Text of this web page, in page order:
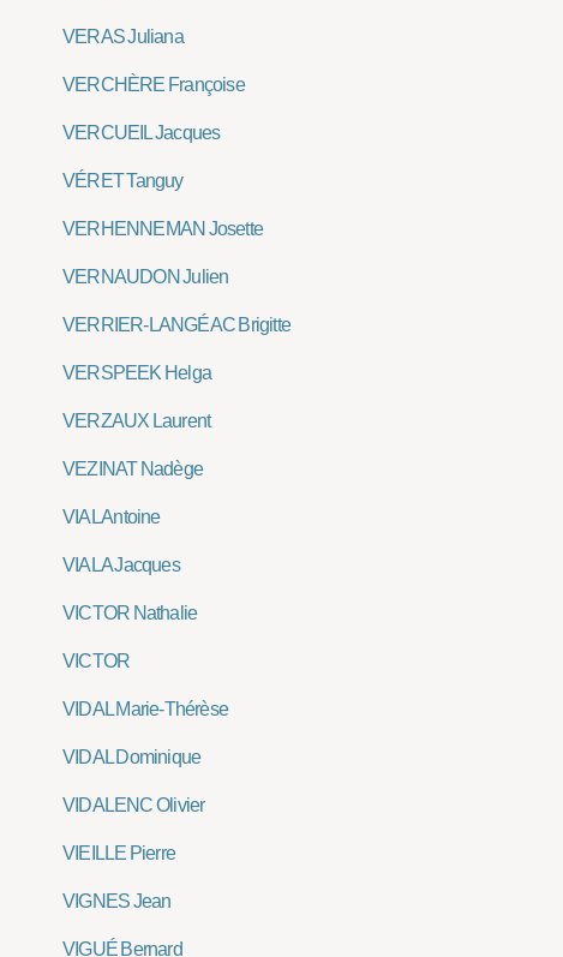
VERAS Juliana
VERCHÈRE Françoise
VERCUEIL Jacques
VÉRET Tanguy
VERHENNEMAN Josette
VERNAUDON Julien
VERRIER-LANGÉAC Brigitte
VERSPEEK Helga
VERZAUX Laurent
VEZINAT Nadège
VIAL Antoine
VIALA Jacques
VICTOR Nathalie
VICTOR
VIDAL Marie-Thérèse
VIDAL Dominique
VIDALENC Olivier
VIEILLE Pierre
VIGNES Jean
VIGUÉ Bernard